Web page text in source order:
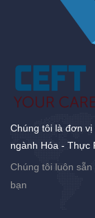
Chúng tôi là đơn
ngành Hóa - Thực
Chúng tôi luôn
bạn